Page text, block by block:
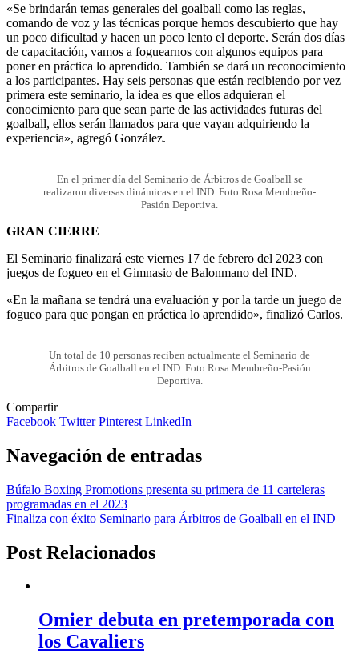
«Se brindarán temas generales del goalball como las reglas,
comando de voz y las técnicas porque hemos descubierto que hay
un poco dificultad y hacen un poco lento el deporte. Serán dos días
de capacitación, vamos a foguearnos con algunos equipos para
poner en práctica lo aprendido. También se dará un reconocimiento
a los participantes. Hay seis personas que están recibiendo por vez
primera este seminario, la idea es que ellos adquieran el
conocimiento para que sean parte de las actividades futuras del
goalball, ellos serán llamados para que vayan adquiriendo la
experiencia», agregó González.
En el primer día del Seminario de Árbitros de Goalball se
realizaron diversas dinámicas en el IND. Foto Rosa Membreño-
Pasión Deportiva.
GRAN CIERRE
El Seminario finalizará este viernes 17 de febrero del 2023 con
juegos de fogueo en el Gimnasio de Balonmano del IND.
«En la mañana se tendrá una evaluación y por la tarde un juego de
fogueo para que pongan en práctica lo aprendido», finalizó Carlos.
Un total de 10 personas reciben actualmente el Seminario de
Árbitros de Goalball en el IND. Foto Rosa Membreño-Pasión
Deportiva.
Compartir
Facebook TwitterPinterest LinkedIn
Navegación de entradas
Búfalo Boxing Promotions presenta su primera de 11 carteleras
programadas en el 2023
Finaliza con éxito Seminario para Árbitros de Goalball en el IND
Post Relacionados
Omier debuta en pretemporada con
los Cavaliers